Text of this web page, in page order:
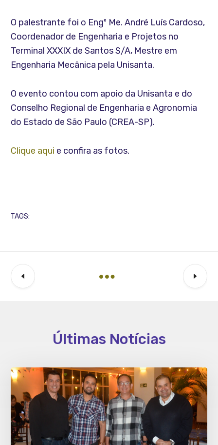
O palestrante foi o Engº Me. André Luís Cardoso,
Coordenador de Engenharia e Projetos no
Terminal XXXIX de Santos S/A, Mestre em
Engenharia Mecânica pela Unisanta.
O evento contou com apoio da Unisanta e do
Conselho Regional de Engenharia e Agronomia
do Estado de São Paulo (CREA-SP).
Clique aqui e confira as fotos.
TAGS:
Últimas Notícias